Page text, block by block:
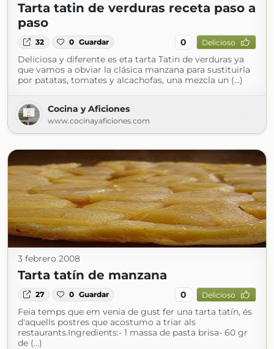
Tarta tatin de verduras receta paso a
paso
32 0 Guardar 0 Delicioso
Deliciosa y diferente es eta tarta Tatin de verduras ya
que vamos a obviar la clásica manzana para sustituirla
por patatas, tomates y alcachofas, una mezcla un (...)
Cocina y Aficiones
www.cocinayaficiones.com
3 febrero 2008
Tarta tatín de manzana
27 0 Guardar 0 Delicioso
Feia temps que em venia de gust fer una tarta tatín, és
d'aquells postres que acostumo a triar als
restaurants.Ingredients:- 1 massa de pasta brisa- 60 gr
de (...)